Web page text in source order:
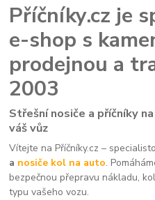
Příčníky.cz je
e-shop s
prodejnou a
2003
Střešní nosiče a příčníky
váš vůz
Vítejte na Příčníky.cz –
a nosiče kol na auto.
bezpečnou přepravu nákladu,
typu vašeho vozu.